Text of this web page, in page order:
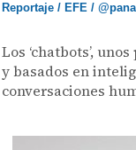
Reportaje / EFE /
Los ‘chatbots’,
y basados en
conversaciones